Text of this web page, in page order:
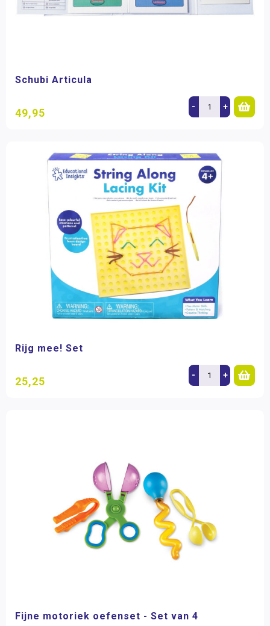
Schubi Articula
49,95 - +
Rijg mee! Set
25,25 - +
Fijne motoriek oefenset - Set van 4